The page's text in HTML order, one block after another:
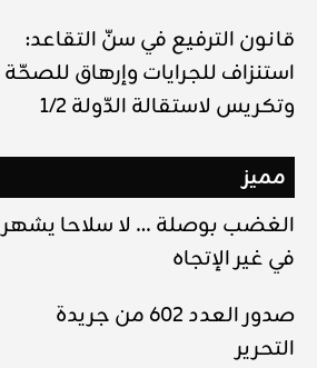
قانون الترفيع في سنّ التقاعد:
استنزاف للجرايات وإرهاق للصحّة
وتكريس لاستقالة الدّولة 1/2
مميز
الغضب بوصلة … لا سلاحا يشهر
في غير الإتجاه
صدور العدد 602 من جريدة
التحرير